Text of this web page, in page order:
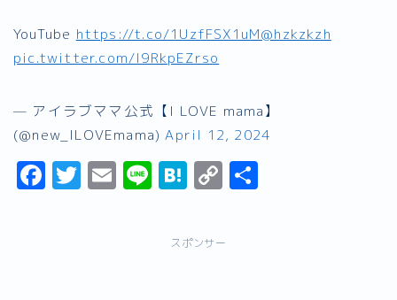
YouTube https://t.co/1UzfFSX1uM@hzkzkzh
pic.twitter.com/I9RkpEZrso
— アイラブママ公式【I LOVE mama】
(@new_ILOVEmama)April 12, 2024
F T E Li H
t
e
C
スポンサー